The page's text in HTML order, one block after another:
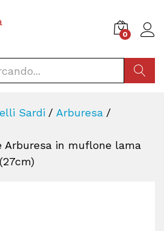
0
Sardi / Arburesa /
Arburesa in muflone lama